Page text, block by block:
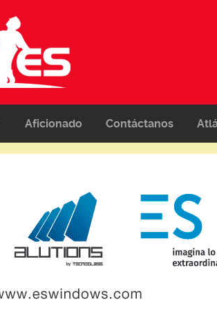
Aficionado Contáctanos